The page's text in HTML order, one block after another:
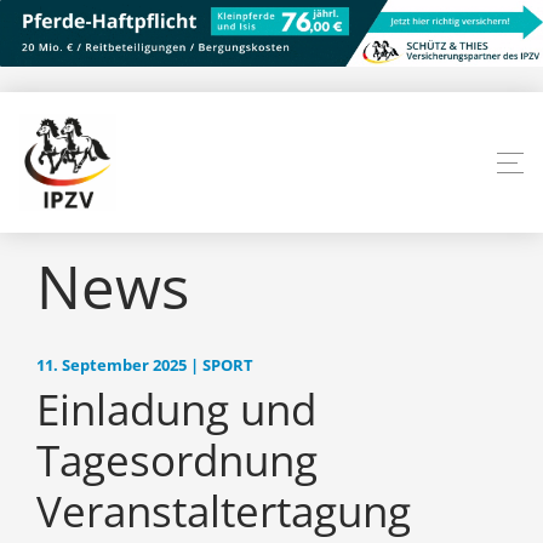
News
11. September 2025 | SPORT
Einladung und
Tagesordnung
Veranstaltertagung